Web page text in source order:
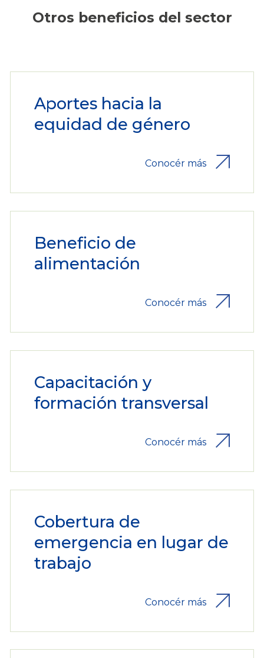
Otros beneficios del sector
Aportes hacia la
equidad de género
Conocér más
Beneficio de
alimentación
Conocér más
Capacitación y
formación transversal
Conocér más
Cobertura de
emergencia en lugar de
trabajo
Conocér más